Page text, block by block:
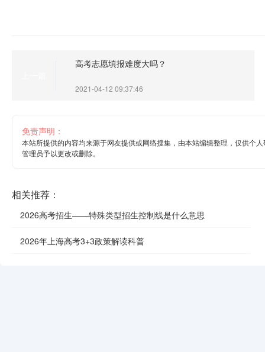
高考志愿填报难度大吗？
2021-04-12 09:37:46
免责声明：
本站所提供的内容均来源于网友提供或网络搜集，由本站编辑整理，仅供个
管理员予以更改或删除。
相关推荐：
2026高考招生——特殊类型招生控制线是什么意思
2026年上海高考3+3政策解读科普